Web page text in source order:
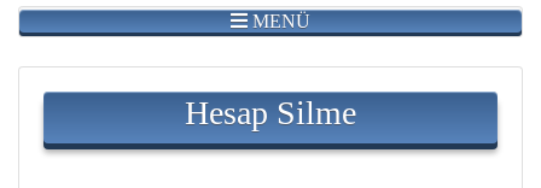
MENÜ
Hesap Silme